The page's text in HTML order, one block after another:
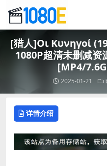
[猎人]Οι Κυνηγοί
1080P超清未删减
[MP4/
2025-01-21
详情介绍